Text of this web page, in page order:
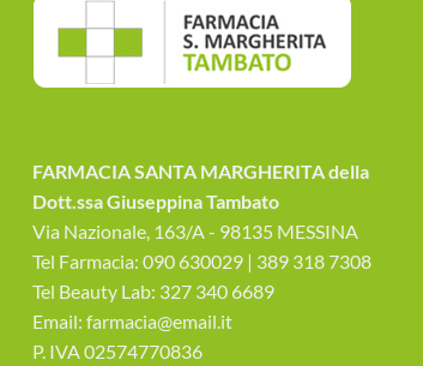
FARMACIA SANTA MARGHERITA della
Dott.ssa Giuseppina Tambato
Via Nazionale, 163/A - 98135 MESSINA
Tel Farmacia: 090 630029 | 389 318 7308
Tel Beauty Lab: 327 340 6689
Email: farmacia@email.it
P. IVA 02574770836